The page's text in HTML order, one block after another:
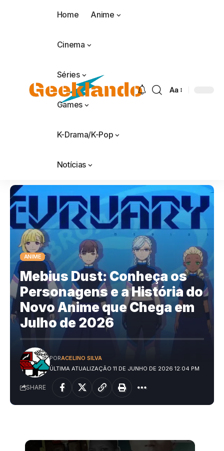
Home Anime
Cinema
Séries
Games
K-Drama/K-Pop
Notícias
Aa
ANIME
Mebius Dust: Conheça os
Personagens e a História do
Novo Anime que Chega em
Julho de 2026
ÚLTIMA ATUALIZAÇÃO 11 DE JUNHO DE 2026 12:04 PM
PORACELINO SILVA
SHARE